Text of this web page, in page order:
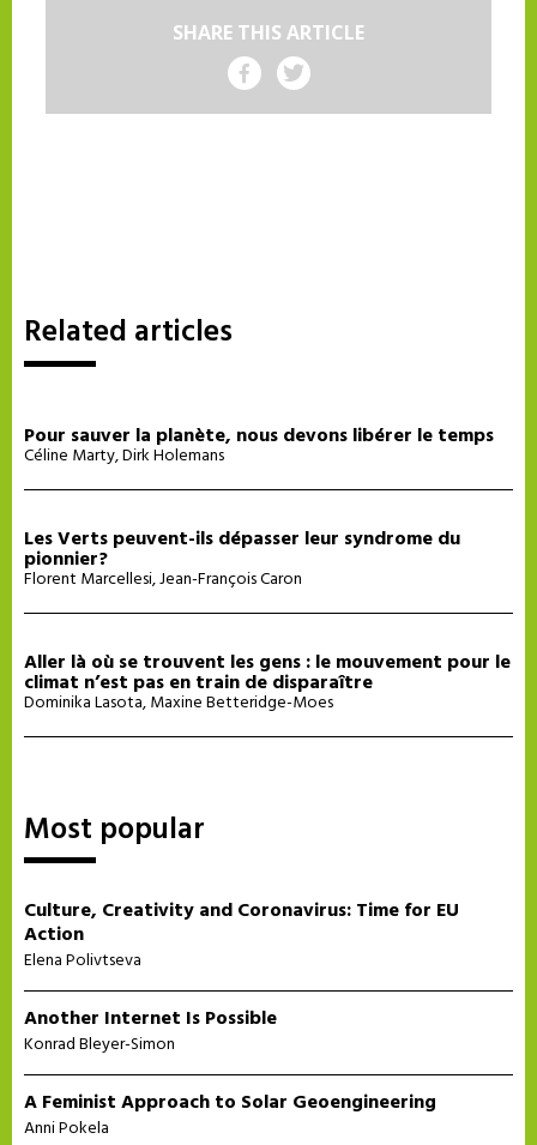
SHARE THIS ARTICLE
Share on Facebook
Share on Twitter
Related articles
Pour sauver la planète, nous devons libérer le temps
Céline Marty,Dirk Holemans
Les Verts peuvent-ils dépasser leur syndrome du
pionnier?
Florent Marcellesi,Jean-François Caron
Aller là où se trouvent les gens : le mouvement pour le
climat n’est pas en train de disparaître
Dominika Lasota,Maxine Betteridge-Moes
Most popular
Culture, Creativity and Coronavirus: Time for EU
Action
Elena Polivtseva
Another Internet Is Possible
Konrad Bleyer-Simon
A Feminist Approach to Solar Geoengineering
Anni Pokela